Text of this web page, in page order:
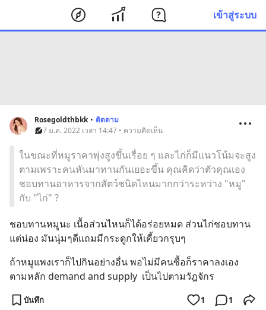
เข้าสู่ระบบ
Rosegoldthbkk • ติดตาม
7 ม.ค. 2022 เวลา 14:47 • ความคิดเห็น
ในขณะที่หมูราคาพุ่งสูงขึ้นเรื่อย ๆ และไก่ก็มีแนวโน้มจะสูง
ตามเพราะคนหันมาทานกันเยอะขึ้น คุณคิดว่าตัวคุณเอง
ชอบทานอาหารจากสัตว์ชนิดไหนมากกว่าระหว่าง "หมู"
กับ "ไก่" ?
ชอบทานหมูนะ เนื้อส่วนไหนก็ได้อร่อยหมด ส่วนไก่ชอบทาน
แต่น่อง มันนุ่มๆดีแถมมีกระดูกให้เคี้ยวกรุบๆ
ถ้าหมูแพงเราก็ไปกินอย่างอื่น พอไม่มีคนซื้อก็ราคาลงเอง
ตามหลัก demand and supply  เป็นไปตามวัฎจักร
บันทึก 1 1